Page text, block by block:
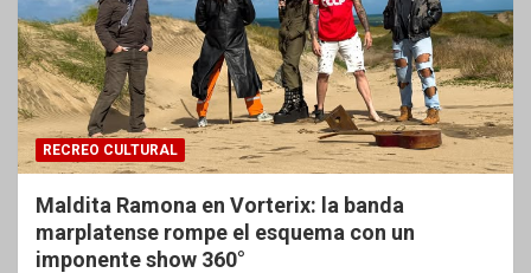
RECREO CULTURAL
Maldita Ramona en Vorterix: la banda
marplatense rompe el esquema con un
imponente show 360°